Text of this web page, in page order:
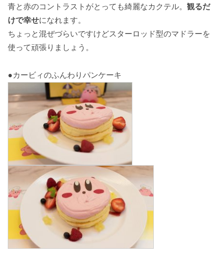
青と赤のコントラストがとっても綺麗なカクテル。 観るだ
けで幸せになれます。
ちょっと混ぜづらいですけどスターロッド型のマドラーを
使って頑張りましょう。
●カービィのふんわりパンケーキ